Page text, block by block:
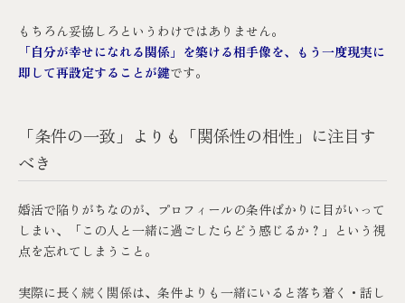
もちろん妥協しろというわけではありません。
「自分が幸せになれる関係」を築ける相手像を、もう一度現実に
即して再設定することが鍵です。
「条件の一致」よりも「関係性の相性」に注目す
べき
婚活で陥りがちなのが、プロフィールの条件ばかりに目がいって
しまい、「この人と一緒に過ごしたらどう感じるか？」という視
点を忘れてしまうこと。
実際に長く続く関係は、条件よりも一緒にいると落ち着く・話し